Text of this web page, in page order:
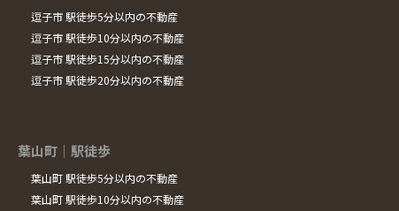
逗子市 駅徒歩5分以内の不動産
逗子市 駅徒歩10分以内の不動産
逗子市 駅徒歩15分以内の不動産
逗子市 駅徒歩20分以内の不動産
葉山町｜駅徒歩
葉山町 駅徒歩5分以内の不動産
葉山町 駅徒歩10分以内の不動産